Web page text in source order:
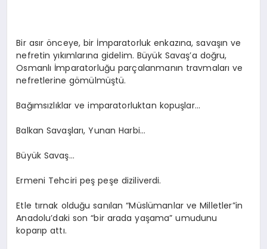
Bir asır önceye, bir İmparatorluk enkazına, savaşın ve
nefretin yıkımlarına gidelim. Büyük Savaş’a doğru,
Osmanlı İmparatorluğu parçalanmanın travmaları ve
nefretlerine gömülmüştü.
Bağımsızlıklar ve imparatorluktan kopuşlar…
Balkan Savaşları, Yunan Harbi…
Büyük Savaş…
Ermeni Tehciri peş peşe diziliverdi.
Etle tırnak olduğu sanılan “Müslümanlar ve Milletler”in
Anadolu’daki son “bir arada yaşama” umudunu
koparıp attı.